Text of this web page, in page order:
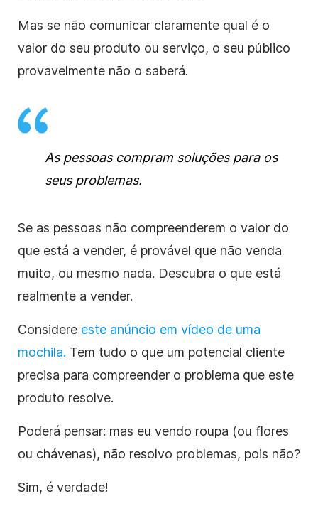
Mas se não comunicar claramente qual é o
valor do seu produto ou serviço, o seu público
provavelmente não o saberá.
As pessoas compram soluções para os
seus problemas.
Se as pessoas não compreenderem o valor do
que está a vender, é provável que não venda
muito, ou mesmo nada. Descubra o que está
realmente a vender.
Considere este anúncio em vídeo de uma
mochila. Tem tudo o que um potencial cliente
precisa para compreender o problema que este
produto resolve.
Poderá pensar: mas eu vendo roupa (ou flores
ou chávenas), não resolvo problemas, pois não?
Sim, é verdade!